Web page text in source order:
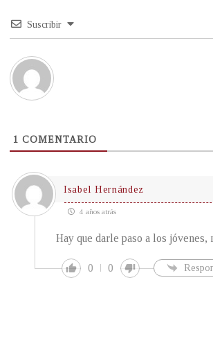
Suscribir
1 COMENTARIO
Isabel Hernández
4 años atrás
Hay que darle paso a los
0 0